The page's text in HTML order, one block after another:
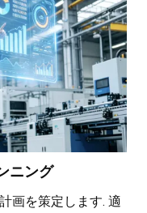
ニング
画を策定します. 適